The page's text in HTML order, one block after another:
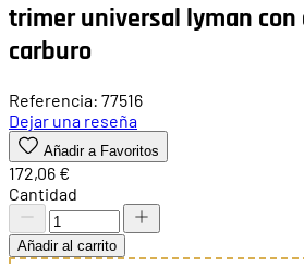
trimer universal lyman con
carburo
Referencia: 77516
Dejar una reseña
Añadir a Favoritos
172,06 €
Cantidad
Añadir al carrito